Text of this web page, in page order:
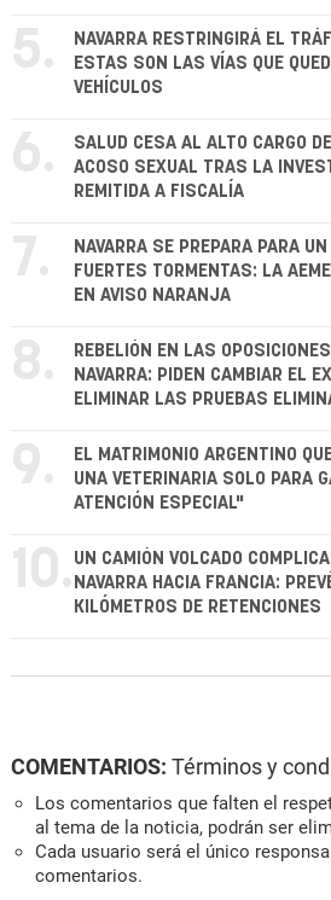
5.
NAVARRA RESTRINGIRÁ EL
ESTAS SON LAS VÍAS QUE
VEHÍCULOS
6.
SALUD CESA AL ALTO CARGO
ACOSO SEXUAL TRAS LA
REMITIDA A FISCALÍA
7.
NAVARRA SE PREPARA PARA
FUERTES TORMENTAS: LA
EN AVISO NARANJA
8.
REBELIÓN EN LAS
NAVARRA: PIDEN CAMBIAR EL
ELIMINAR LAS PRUEBAS
9.
EL MATRIMONIO ARGENTINO
UNA VETERINARIA SOLO PARA
ATENCIÓN ESPECIAL"
10. UN CAMIÓN VOLCADO
NAVARRA HACIA FRANCIA:
KILÓMETROS DE RETENCIONES
COMENTARIOS: Términos y
Los comentarios que falten el
al tema de la noticia, podrán ser
Cada usuario será el único
comentarios.